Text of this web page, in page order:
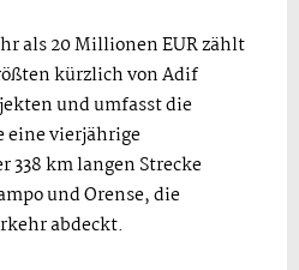
als 20 Millionen EUR zählt
kürzlich von Adif
und umfasst die
eine vierjährige
338 km langen Strecke
und Orense, die
abdeckt.